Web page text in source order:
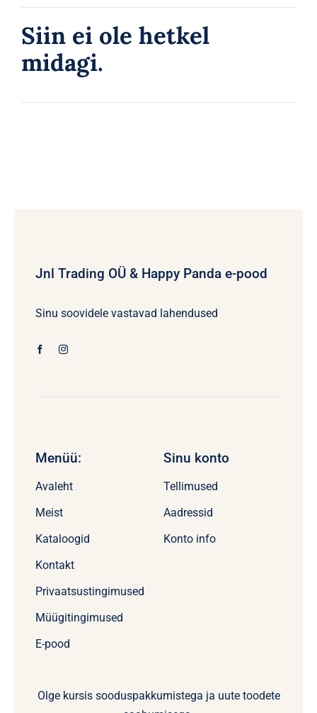
Siin ei ole hetkel
midagi.
Jnl Trading OÜ & Happy Panda e-pood
Sinu soovidele vastavad lahendused
Menüü:
Avaleht
Meist
Kataloogid
Kontakt
Privaatsustingimused
Müügitingimused
E-pood
Sinu konto
Tellimused
Aadressid
Konto info
Olge kursis sooduspakkumistega ja uute toodete